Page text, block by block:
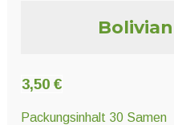
Saatgut
3,50 €
Packungsinhalt 30 Samen